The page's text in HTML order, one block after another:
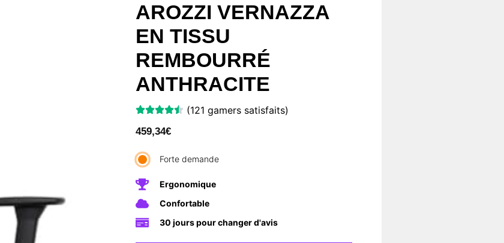
AROZZI VERNAZZA
EN TISSU
REMBOURRÉ
ANTHRACITE
(121 gamers satisfaits)
459,34€
Forte demande
Ergonomique
Confortable
30 jours pour changer d'avis